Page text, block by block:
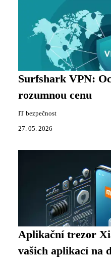
Surfshark VPN:
rozumnou cenu
IT bezpečnost
27. 05. 2026
Aplikační trezor
vašich aplikací na